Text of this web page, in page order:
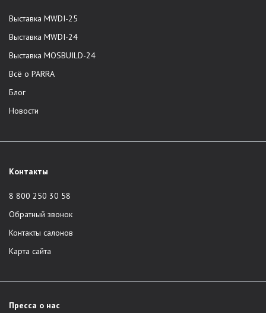
Выставка MWDI-25
Выставка MWDI-24
Выставка MOSBUILD-24
Всё о PARRA
Блог
Новости
Контакты
8 800 250 30 58
Обратный звонок
Контакты салонов
Карта сайта
Пресса о нас